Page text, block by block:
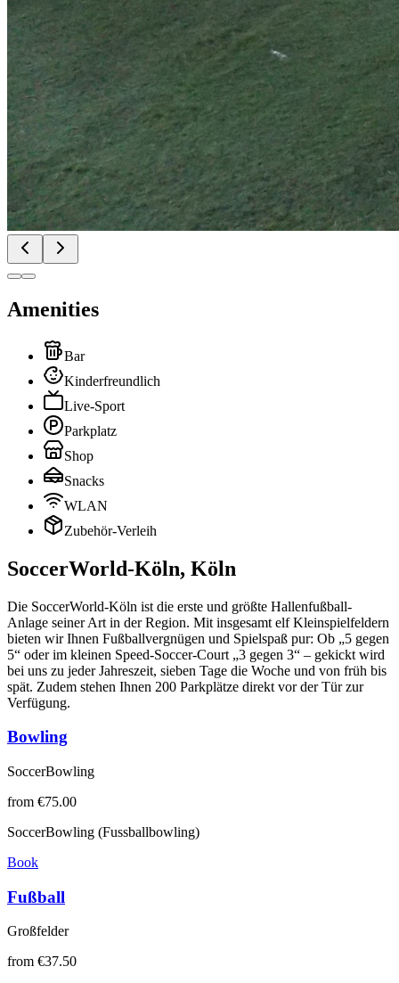
Amenities
Bar
Kinderfreundlich
Live-Sport
Parkplatz
Shop
Snacks
WLAN
Zubehör-Verleih
SoccerWorld-Köln, Köln
Die SoccerWorld-Köln ist die erste und größte Hallenfußball-
Anlage seiner Art in der Region. Mit insgesamt elf Kleinspielfeldern
bieten wir Ihnen Fußballvergnügen und Spielspaß pur: Ob „5 gegen
5“ oder im kleinen Speed-Soccer-Court „3 gegen 3“ – gekickt wird
bei uns zu jeder Jahreszeit, sieben Tage die Woche und von früh bis
spät. Zudem stehen Ihnen 200 Parkplätze direkt vor der Tür zur
Verfügung.
Bowling
SoccerBowling
from €75.00
SoccerBowling (Fussballbowling)
Book
Fußball
Großfelder
from €37.50